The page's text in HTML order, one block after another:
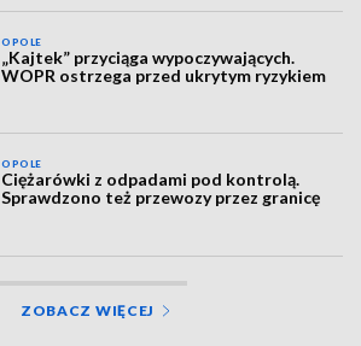
OPOLE
„Kajtek” przyciąga wypoczywających.
WOPR ostrzega przed ukrytym ryzykiem
OPOLE
Ciężarówki z odpadami pod kontrolą.
Sprawdzono też przewozy przez granicę
ZOBACZ WIĘCEJ